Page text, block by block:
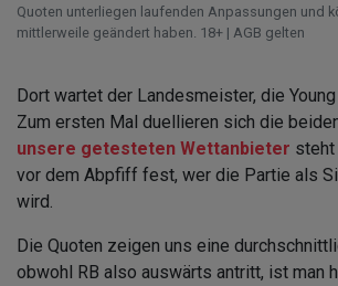
Quoten unterliegen laufenden Anpassungen und
mittlerweile geändert haben. 18+ | AGB gelten
Dort wartet der Landesmeister, die Young
Zum ersten Mal duellieren sich die
unsere getesteten Wettanbieter steht
vor dem Abpfiff fest, wer die Partie als
wird.
Die Quoten zeigen uns eine
obwohl RB also auswärts antritt, ist man